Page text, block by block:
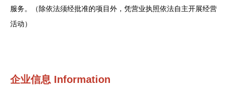
服务。（除依法须经批准的项目外，凭营业执照依法自主开展经营
活动）
企业信息 Information